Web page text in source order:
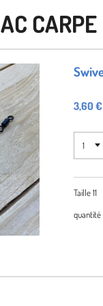
AC
3,60 €
Taille 11
quantité